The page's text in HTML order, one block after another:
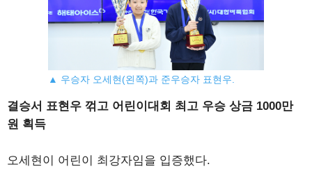
▲ 우승자 오세현(왼쪽)과 준우승자 표현우.
결승서 표현우 꺾고 어린이대회 최고 우승 상금 1000만
원 획득
오세현이 어린이 최강자임을 입증했다.